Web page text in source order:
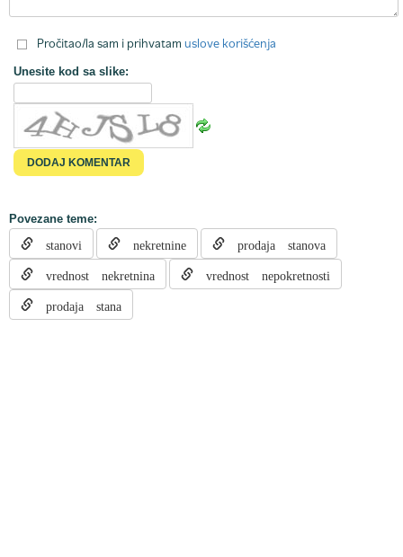
Pročitao/la sam i prihvatam uslove korišćenja
Unesite kod sa slike:
Povezane teme:
stanovi nekretnine prodaja stanova
vrednost nekretnina vrednost nepokretnosti
prodaja stana